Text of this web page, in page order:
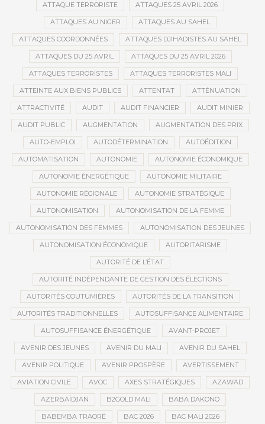
ATTAQUE TERRORISTE ATTAQUES 25 AVRIL 2026
ATTAQUES AU NIGER ATTAQUES AU SAHEL
ATTAQUES COORDONNÉES ATTAQUES DJIHADISTES AU SAHEL
ATTAQUES DU 25 AVRIL ATTAQUES DU 25 AVRIL 2026
ATTAQUES TERRORISTES ATTAQUES TERRORISTES MALI
ATTEINTE AUX BIENS PUBLICS ATTENTAT ATTÉNUATION
ATTRACTIVITÉ AUDIT AUDIT FINANCIER AUDIT MINIER
AUDIT PUBLIC AUGMENTATION AUGMENTATION DES PRIX
AUTO-EMPLOI AUTODÉTERMINATION AUTOÉDITION
AUTOMATISATION AUTONOMIE AUTONOMIE ÉCONOMIQUE
AUTONOMIE ÉNERGÉTIQUE AUTONOMIE MILITAIRE
AUTONOMIE RÉGIONALE AUTONOMIE STRATÉGIQUE
AUTONOMISATION AUTONOMISATION DE LA FEMME
AUTONOMISATION DES FEMMES AUTONOMISATION DES JEUNES
AUTONOMISATION ÉCONOMIQUE AUTORITARISME
AUTORITÉ DE L’ÉTAT
AUTORITÉ INDÉPENDANTE DE GESTION DES ÉLECTIONS
AUTORITÉS COUTUMIÈRES AUTORITÉS DE LA TRANSITION
AUTORITÉS TRADITIONNELLES AUTOSUFFISANCE ALIMENTAIRE
AUTOSUFFISANCE ÉNERGÉTIQUE AVANT-PROJET
AVENIR DES JEUNES AVENIR DU MALI AVENIR DU SAHEL
AVENIR POLITIQUE AVENIR PROSPÈRE AVERTISSEMENT
AVIATION CIVILE AVOC AXES STRATÉGIQUES AZAWAD
AZERBAÏDJAN B2GOLD MALI BABA DAKONO
BABEMBA TRAORÉ BAC 2026 BAC MALI 2026